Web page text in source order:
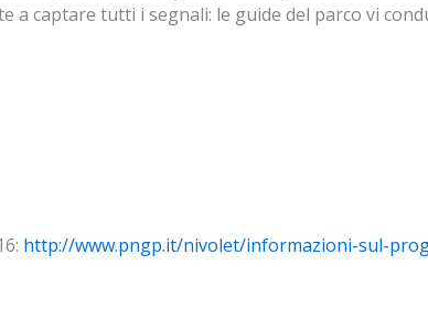
captare tutti i segnali: le guide del parco vi
http://www.pngp.it/nivolet/informazioni-sul-